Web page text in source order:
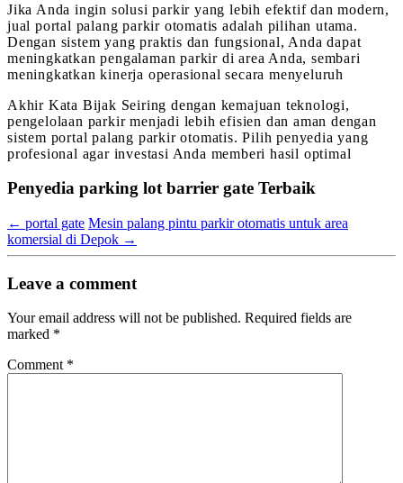
Jika Anda ingin solusi parkir yang lebih efektif dan modern,
jual portal palang parkir otomatis adalah pilihan utama.
Dengan sistem yang praktis dan fungsional, Anda dapat
meningkatkan pengalaman parkir di area Anda, sembari
meningkatkan kinerja operasional secara menyeluruh
Akhir Kata Bijak Seiring dengan kemajuan teknologi,
pengelolaan parkir menjadi lebih efisien dan aman dengan
sistem portal palang parkir otomatis. Pilih penyedia yang
profesional agar investasi Anda memberi hasil optimal
Penyedia parking lot barrier gate Terbaik
← portal gate Mesin palang pintu parkir otomatis untuk area
komersial di Depok →
Leave a comment
Your email address will not be published. Required fields are
marked *
Comment *